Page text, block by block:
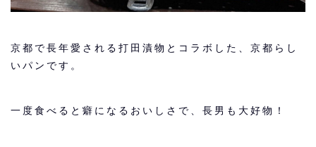
京都で長年愛される打田漬物とコラボした、京都らし
いパンです。
一度食べると癖になるおいしさで、長男も大好物！